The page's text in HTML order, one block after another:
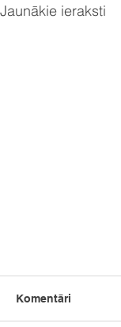
Jaunākie ieraksti
Komentāri